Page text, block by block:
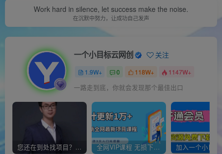
Work hard in silence, let success make the noise.
在沉默中努力，让成功自己发声
一个小目标云网创 关注
1.9W+ 0 118W+ 1147W+
一路走到底，你就会发现那个最佳出口
您还在到处找项目？还在当韭菜？我靠经营“一个小目标网创商城”年入百W+，曾经我也负债累累! 全网VIP课程 无损下载~